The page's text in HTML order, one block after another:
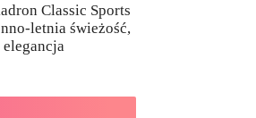
Classic Sports
letnia świeżość,